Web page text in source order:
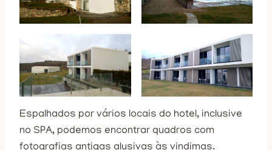
Espalhados por vários locais do hotel, inclusive
no SPA, podemos encontrar quadros com
fotografias antigas alusivas às vindimas.